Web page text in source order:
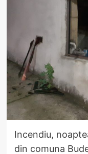
Incendiu,
din comuna